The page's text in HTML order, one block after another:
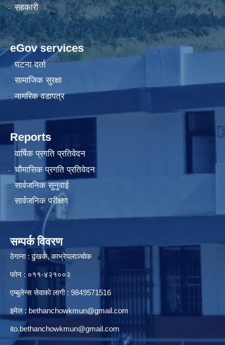
सहकारी
eGov services
घटना दर्ता
सामाजिक सुरक्षा
नागरिक वडापत्र
Reports
वार्षिक प्रगति प्रतिवेदन
चौमासिक प्रगति प्रतिवेदन
सार्वजनिक सुनुवाई
सार्वजनिक परीक्षण
सम्पर्क विवरण
ठेगाना : ढुंखर्क, काभ्रेपलाञ्चोक
फोन : ०११-४२१००२
एम्बुलेन्स सेवाको लागी : 9849571516
इमेल : bethanchowkmun@gmail.com
ito.bethanchowkmun@gmail.com